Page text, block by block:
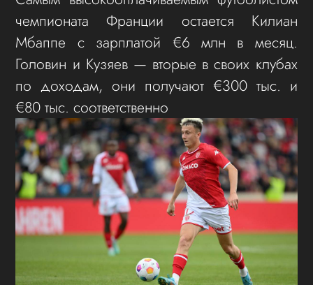
чемпионата Франции остается Килиан
Мбаппе с зарплатой €6 млн в месяц.
Головин и Кузяев — вторые в своих клубах
по доходам, они получают €300 тыс. и
€80 тыс. соответственно